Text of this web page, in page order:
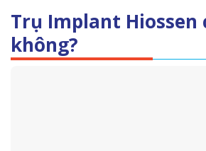
Trụ Implant Hiossen
không?